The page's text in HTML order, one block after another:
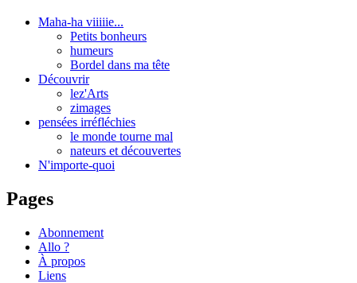
Maha-ha viiiiie...
Petits bonheurs
humeurs
Bordel dans ma tête
Découvrir
lez'Arts
zimages
pensées irréfléchies
le monde tourne mal
nateurs et découvertes
N'importe-quoi
Pages
Abonnement
Allo ?
À propos
Liens